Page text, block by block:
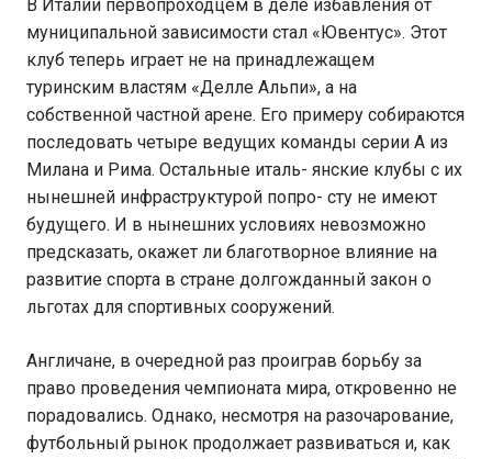
В Италии первопроходцем в деле избавления от
муниципальной зависимости стал «Ювентус». Этот
клуб теперь играет не на принадлежащем
туринским властям «Делле Альпи», а на
собственной частной арене. Его примеру собираются
последовать четыре ведущих команды серии А из
Милана и Рима. Остальные италь- янские клубы с их
нынешней инфраструктурой попро- сту не имеют
будущего. И в нынешних условиях невозможно
предсказать, окажет ли благотворное влияние на
развитие спорта в стране долгожданный закон о
льготах для спортивных сооружений.
Англичане, в очередной раз проиграв борьбу за
право проведения чемпионата мира, откровенно не
порадовались. Однако, несмотря на разочарование,
футбольный рынок продолжает развиваться и, как